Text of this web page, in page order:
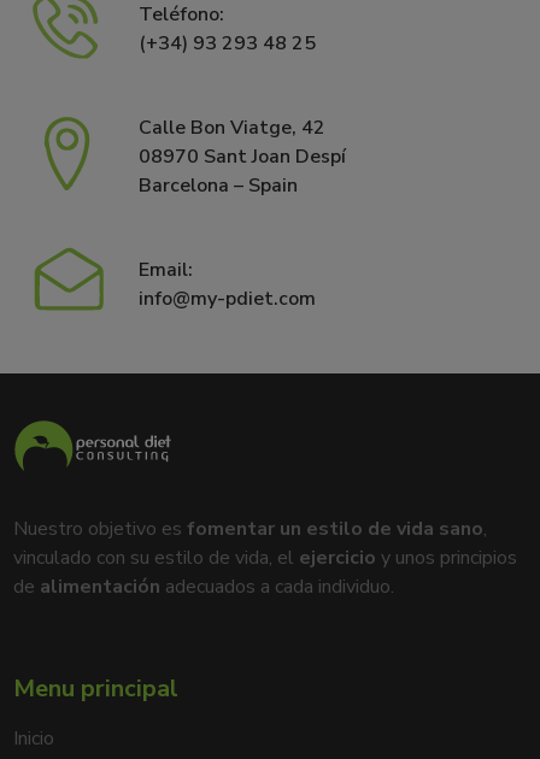
Teléfono:
(+34) 93 293 48 25
Calle Bon Viatge, 42
08970 Sant Joan Despí
Barcelona – Spain
Email:
info@my-pdiet.com
Nuestro objetivo esfomentar un estilo de vida sano,
vinculado con su estilo de vida, el ejercicio y unos principios
de alimentación adecuados a cada individuo.
Menu principal
Inicio